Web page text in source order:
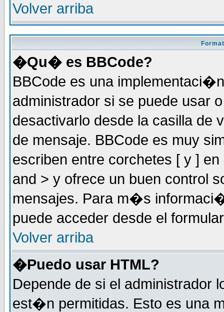
Volver arriba
�Qu� es BBCode?
BBCode es una
administrador si se puede usar
desactivarlo desde la casilla de
de mensaje. BBCode es muy
escriben entre corchetes [ y ]
and > y ofrece un buen control
mensajes. Para m�s
puede acceder desde el
Volver arriba
�Puedo usar HTML?
Depende de si el
est�n permitidas. Esto es una